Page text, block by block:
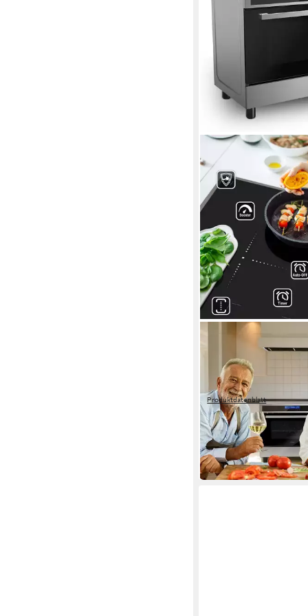
KKT KOLBE
Elektro-Herd-Set
Induktionsherd
Flex-Induktion
Teleskop-Vollauszug
Produktdatenblatt
1.509,99 € UVP
43,84 €mtl. in 48 Raten
-6%
in 2-3 Werktagen bei dir